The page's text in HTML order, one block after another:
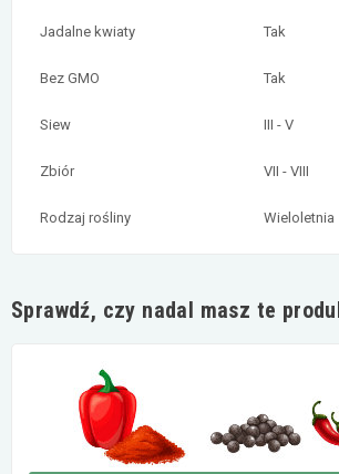
Jadalne kwiaty Tak
Bez GMO Tak
Siew III - V
Zbiór VII - VIII
Rodzaj rośliny Wieloletnia
Sprawdź, czy nadal masz te